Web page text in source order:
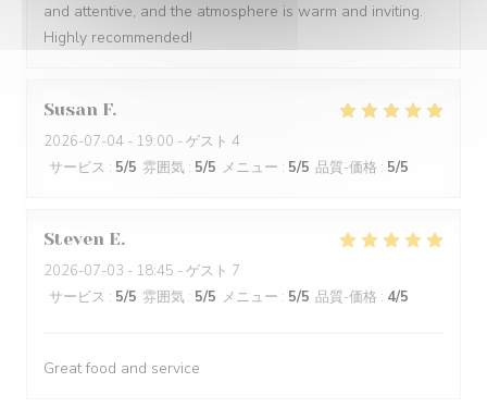
and attentive, and the atmosphere is warm and inviting.
Highly recommended!
Susan F
2026-07-04 - 19:00 - ゲスト 4
サービス : 5/5 雰囲気 : 5/5 メニュー : 5/5 品質-価格 : 5/5
Steven E
2026-07-03 - 18:45 - ゲスト 7
サービス : 5/5 雰囲気 : 5/5 メニュー : 5/5 品質-価格 : 4/5
Great food and service